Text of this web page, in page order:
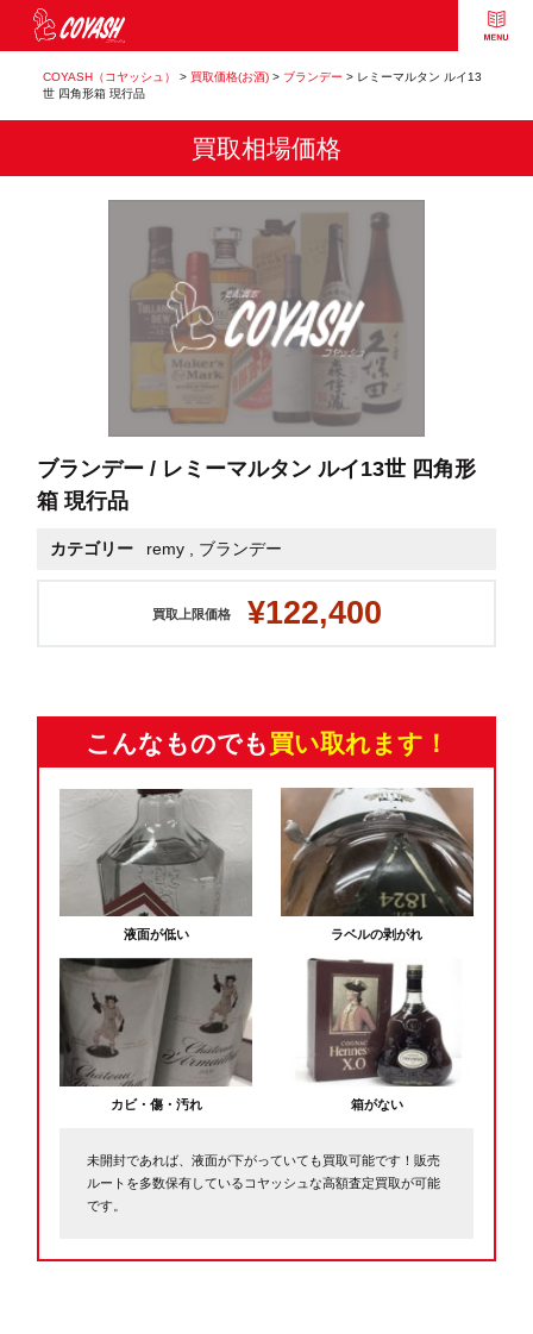
COYASH（コヤッシュ） > 買取価格(お酒)> ブランデー > レミーマルタン ルイ13
世 四角形箱 現行品
買取相場価格
ブランデー / レミーマルタン ルイ13世 四角形
箱 現行品
カテゴリー remy ブランデー
買取上限価格 ¥122,400
こんなものでも 買い取れます！
液面が低い ラベルの剥がれ
カビ・傷・汚れ 箱がない
未開封であれば、液面が下がっていても買取可能です！販売
ルートを多数保有しているコヤッシュな高額査定買取が可能
です。